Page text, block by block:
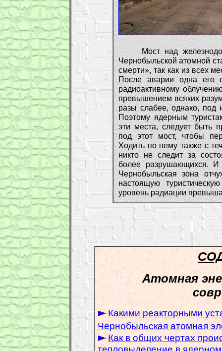
Мост над
Чернобыльской атомной
смерти», так как из всех
После аварии одна его
радиоактивному
превышением всяких
разы слабее, однако, под
Поэтому ядерным
эти места, следует быть
под этот мост, чтобы
Ходить по нему также с
никто не следит за
более разрушающихся.
Чернобыльская зона
настоящую
уровень радиации
Атомная
Какими реакторными
Чернобыльская атомная
Как в общих чертах